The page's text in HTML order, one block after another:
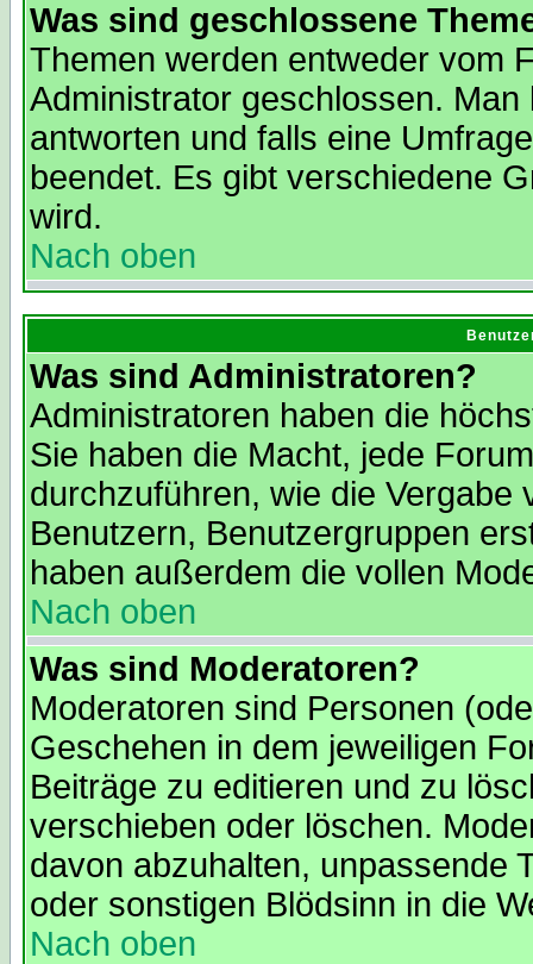
Was sind geschlossene
Themen werden entweder vom
Administrator geschlossen.
antworten und falls eine
beendet. Es gibt verschiedene
wird.
Nach oben
Was sind Administratoren?
Administratoren haben die
Sie haben die Macht, jede
durchzuführen, wie die
Benutzern, Benutzergruppen
haben außerdem die vollen
Nach oben
Was sind Moderatoren?
Moderatoren sind Personen
Geschehen in dem jeweiligen
Beiträge zu editieren und zu
verschieben oder löschen.
davon abzuhalten, unpassende
oder sonstigen Blödsinn in die
Nach oben